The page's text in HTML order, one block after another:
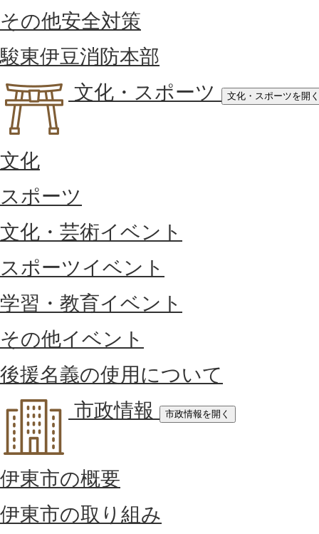
その他安全対策
駿東伊豆消防本部
文化・スポーツ
文化・スポーツを開く
文化
スポーツ
文化・芸術イベント
スポーツイベント
学習・教育イベント
その他イベント
後援名義の使用について
市政情報
市政情報を開く
伊東市の概要
伊東市の取り組み